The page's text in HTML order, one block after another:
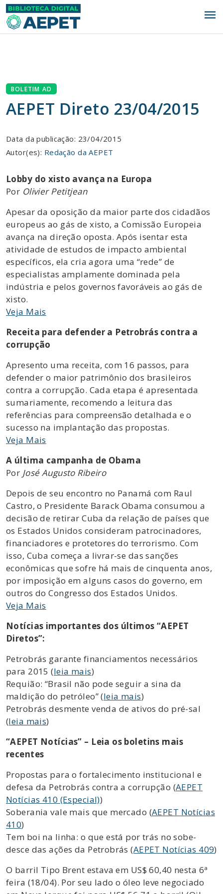
menu
BOLETIM AD
AEPET Direto 23/04/2015
Data da publicação: 23/04/2015
Autor(es): Redação da AEPET
Lobby do xisto avança na Europa
Por Olivier Petitjean
Apesar da oposição da maior parte dos cidadãos
europeus ao gás de xisto, a Comissão Europeia
avança na direção oposta. Após isentar esta
atividade de estudos de impacto ambiental
específicos, ela cria agora uma “rede” de
especialistas amplamente dominada pela
indústria e pelos governos favoráveis ao gás de
xisto.
Veja Mais
Receita para defender a Petrobrás contra a
corrupção
Apresento uma receita, com 16 passos, para
defender o maior patrimônio dos brasileiros
contra a corrupção. Cada etapa é apresentada
sumariamente, recomendo a leitura das
referências para compreensão detalhada e o
sucesso na implantação das propostas.
Veja Mais
A última campanha de Obama
Por José Augusto Ribeiro
Depois de seu encontro no Panamá com Raul
Castro, o Presidente Barack Obama consumou a
decisão de retirar Cuba da relação de países que
os Estados Unidos consideram patrocinadores,
financiadores e protetores do terrorismo. Com
isso, Cuba começa a livrar-se das sanções
econômicas que sofre há mais de cinquenta anos,
por imposição em alguns casos do governo, em
outros do Congresso dos Estados Unidos.
Veja Mais
Notícias importantes dos últimos “AEPET
Diretos”:
Petrobrás garante financiamentos necessários
para 2015 (leia mais)
Requião: “Brasil não pode seguir a sina da
maldição do petróleo” (leia mais)
Petrobrás desmente venda de ativos do pré-sal
(leia mais)
“AEPET Notícias” – Leia os boletins mais
recentes
Propostas para o fortalecimento institucional e
defesa da Petrobrás contra a corrupção (AEPET
Notícias 410 (Especial))
Soberania vale mais que mercado (AEPET Notícias
410)
Tem boi na linha: o que está por trás no sobe-
desce das ações da Petrobrás (AEPET Notícias 409)
O barril Tipo Brent estava em US$ 60,40 nesta 6ª
feira (18/04). Por seu lado o óleo leve negociado